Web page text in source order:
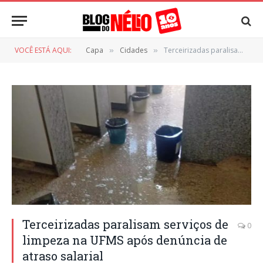
VOCÊ ESTÁ AQUI: Capa » Cidades » Terceirizadas paralisam serviços de limpeza na UFMS após denúncia de atraso salarial
Terceirizadas paralisam serviços de
limpeza na UFMS após denúncia de
atraso salarial
0